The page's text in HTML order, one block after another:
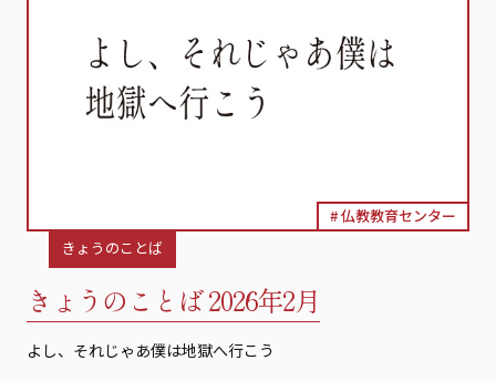
仏教教育センター
きょうのことば
きょうのことば 2026年2月
よし、それじゃあ僕は地獄へ行こう